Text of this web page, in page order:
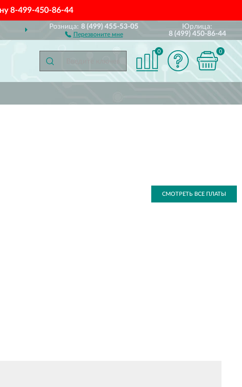
8-499-450-86-44
ДОСТАВИМ ПО ВСЕЙ РОССИИ
Розница:8 (499) 455-53-05
Перезвоните мне
Юрлица:
8 (499) 450-86-44
0 0
СМОТРЕТЬ ВСЕ ПЛАТЫ